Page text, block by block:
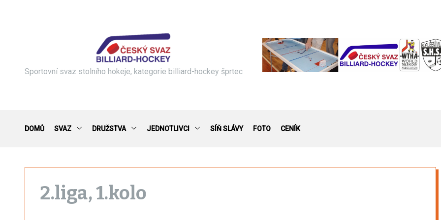
Sportovní svaz stolního hokeje, kategorie billiard-hockey šprtec
DOMŮ SVAZ DRUŽSTVA JEDNOTLIVCI SÍŇ SLÁVY FOTO CENÍK
2.liga, 1.kolo